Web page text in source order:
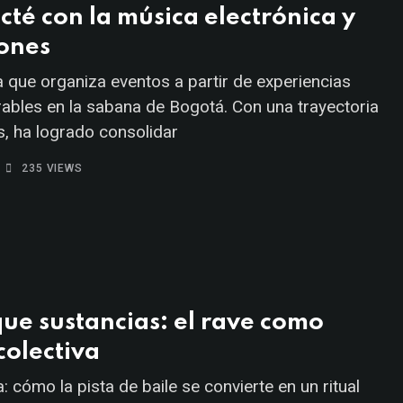
con la música electrónica y
que organiza eventos a partir de experiencias
en la sabana de Bogotá. Con una trayectoria
ha logrado consolidar
235 VIEWS
sustancias: el rave como
cómo la pista de baile se convierte en un ritual